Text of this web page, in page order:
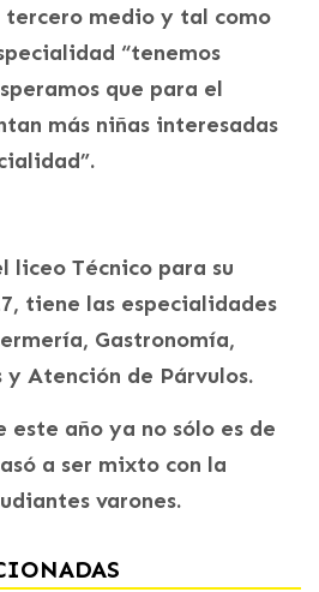
tercero medio y tal como
“tenemos
que para el
más niñas interesadas
liceo Técnico para su
tiene las especialidades
Gastronomía,
Atención de Párvulos.
este año ya no sólo es de
a ser mixto con la
varones.